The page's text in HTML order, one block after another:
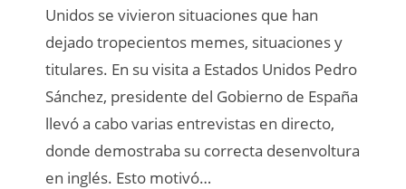
Unidos se vivieron situaciones que han
dejado tropecientos memes, situaciones y
titulares. En su visita a Estados Unidos Pedro
Sánchez, presidente del Gobierno de España
llevó a cabo varias entrevistas en directo,
donde demostraba su correcta desenvoltura
en inglés. Esto motivó…